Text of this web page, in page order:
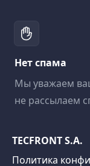
Нет спама
Мы уважаем
не рассылаем
TECFRONT S.A.
Политика